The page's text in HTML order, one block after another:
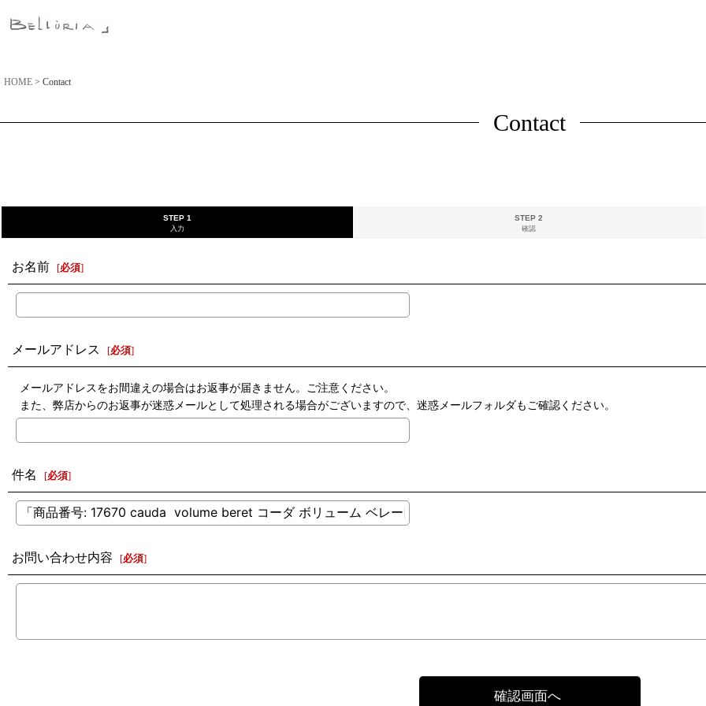
HOME > Contact
Contact
STEP 1
入力
STEP 2
確認
お名前 [必須]
メールアドレス [必須]
メールアドレスをお間違えの場合はお返事が届きません。ご注意ください。
また、弊店からのお返事が迷惑メールとして処理される場合がございますので、迷惑メールフォルダもご確認ください。
件名 [必須]
お問い合わせ内容 [必須]
確認画面へ